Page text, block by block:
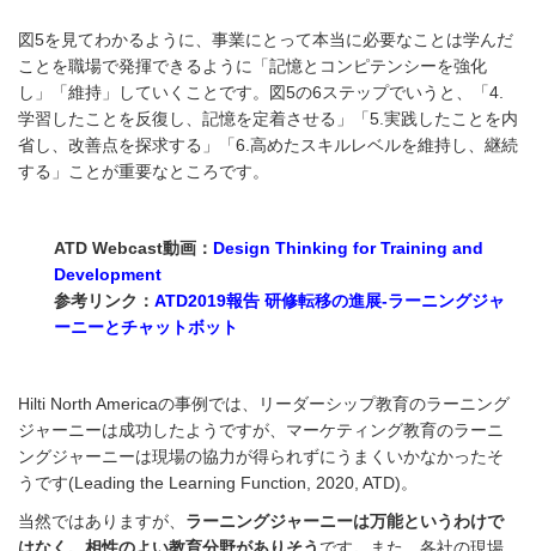
図5を見てわかるように、事業にとって本当に必要なことは学んだ
ことを職場で発揮できるように「記憶とコンピテンシーを強化
し」「維持」していくことです。図5の6ステップでいうと、「4.
学習したことを反復し、記憶を定着させる」「5.実践したことを内
省し、改善点を探求する」「6.高めたスキルレベルを維持し、継続
する」ことが重要なところです。
ATD Webcast動画： Design Thinking for Training and
Development
参考リンク： ATD2019報告 研修転移の進展-ラーニングジャ
ーニーとチャットボット
Hilti North Americaの事例では、リーダーシップ教育のラーニング
ジャーニーは成功したようですが、マーケティング教育のラーニ
ングジャーニーは現場の協力が得られずにうまくいかなかったそ
うです(Leading the Learning Function, 2020, ATD)。
当然ではありますが、 ラーニングジャーニーは万能というわけで